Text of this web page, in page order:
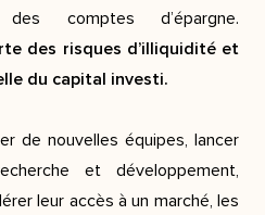
comptes d’épargne.
des risques d’illiquidité et
du capital investi.
de nouvelles équipes, lancer
et développement,
leur accès à un marché, les